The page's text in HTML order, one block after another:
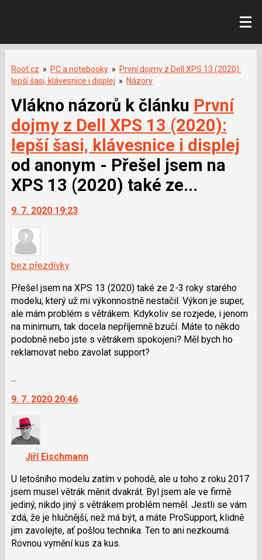
Root.cz » PC a notebooky » První dojmy z Dell XPS 13 (2020):
lepší šasi, klávesnice i displej » Názory
Vlákno názorů k článku První
dojmy z Dell XPS 13 (2020):
lepší šasi, klávesnice i displej
od anonym - Přešel jsem na
XPS 13 (2020) také ze...
9. 7. 2020 19:23
bez přezdívky
Přešel jsem na XPS 13 (2020) také ze 2-3 roky starého
modelu, který už mi výkonnostně nestačil. Výkon je super,
ale mám problém s větrákem. Kdykoliv se rozjede, i jenom
na minimum, tak docela nepříjemně bzučí. Máte to někdo
podobně nebo jste s větrákem spokojeni? Měl bych ho
reklamovat nebo zavolat support?
další
názor.
K
navigaci
lze
použít
i
klávesy
N
pro
následující
9. 7. 2020 20:46
Jiří Eischmann
U letošního modelu zatím v pohodě, ale u toho z roku 2017
jsem musel větrák měnit dvakrát. Byl jsem ale ve firmě
jediný, nikdo jiný s větrákem problém neměl. Jestli se vám
zdá, že je hlučnější, než má být, a máte ProSupport, klidně
jim zavolejte, ať pošlou technika. Ten to ani nezkoumá.
Rovnou vymění kus za kus.